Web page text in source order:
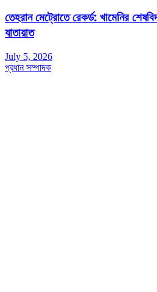
তেহরান মেট্রোতে রেকর্ড: খামেনির
যাতায়াত
July 5, 2026
প্রধান সম্পাদক